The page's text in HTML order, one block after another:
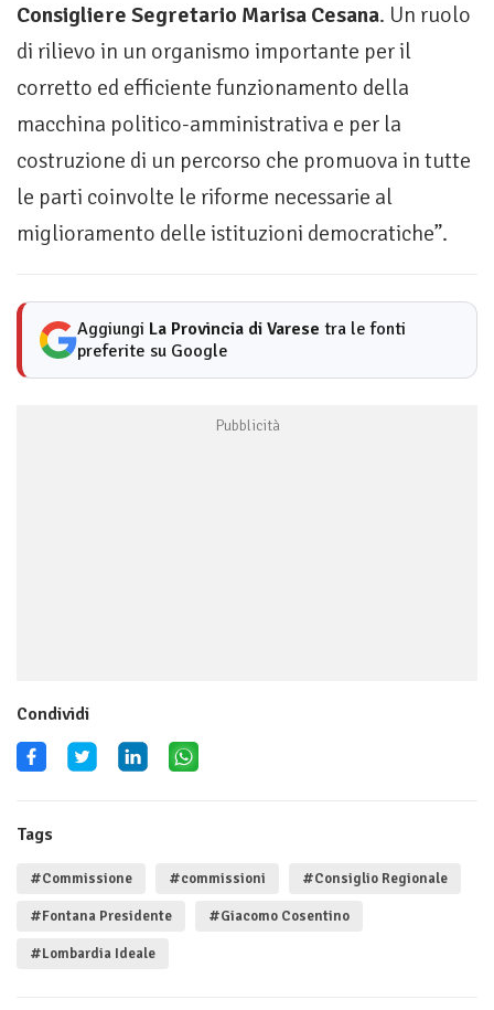
Consigliere Segretario Marisa Cesana. Un ruolo
di rilievo in un organismo importante per il
corretto ed efficiente funzionamento della
macchina politico-amministrativa e per la
costruzione di un percorso che promuova in tutte
le parti coinvolte le riforme necessarie al
miglioramento delle istituzioni democratiche”.
Aggiungi La Provincia di Varese tra le fonti
preferite su Google
Condividi
Tags
#Commissione #commissioni #Consiglio Regionale
#Fontana Presidente #Giacomo Cosentino
#Lombardia Ideale